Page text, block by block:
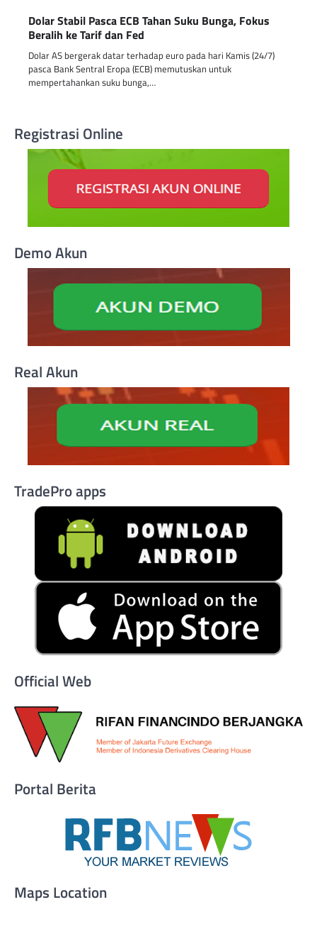
Dolar Stabil Pasca ECB Tahan Suku Bunga, Fokus
Beralih ke Tarif dan Fed
Dolar AS bergerak datar terhadap euro pada hari Kamis (24/7)
pasca Bank Sentral Eropa (ECB) memutuskan untuk
mempertahankan suku bunga,…
Registrasi Online
Demo Akun
Real Akun
TradePro apps
Official Web
Portal Berita
Maps Location